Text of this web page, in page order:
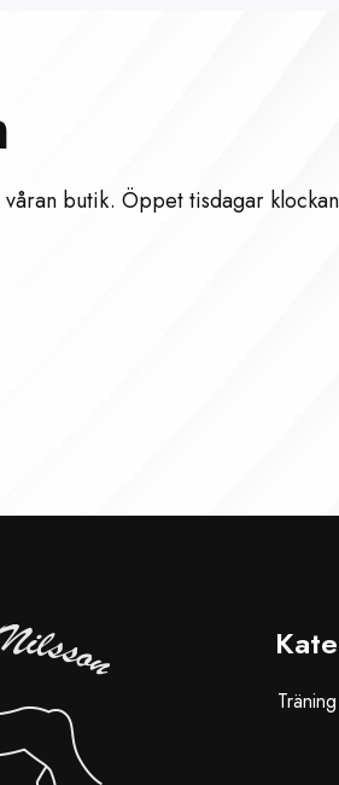
butik. Öppet tisdagar